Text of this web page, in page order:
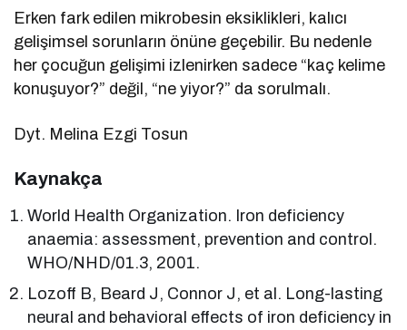
Erken fark edilen mikrobesin eksiklikleri, kalıcı
gelişimsel sorunların önüne geçebilir. Bu nedenle
her çocuğun gelişimi izlenirken sadece “kaç kelime
konuşuyor?” değil, “ne yiyor?” da sorulmalı.
Dyt. Melina Ezgi Tosun
Kaynakça
World Health Organization. Iron deficiency
anaemia: assessment, prevention and control.
WHO/NHD/01.3, 2001.
Lozoff B, Beard J, Connor J, et al. Long-lasting
neural and behavioral effects of iron deficiency in